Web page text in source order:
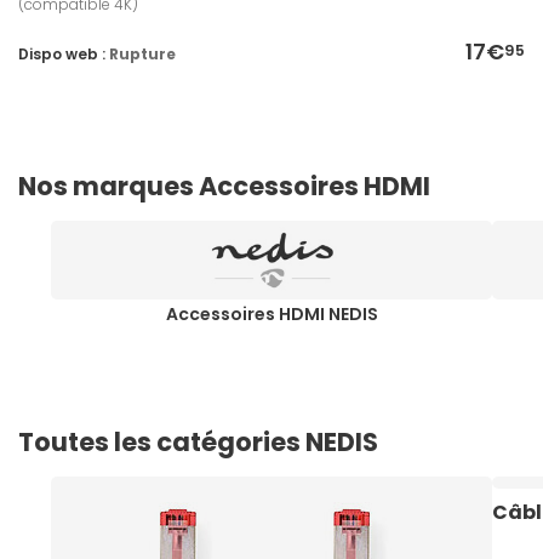
(compatible 4K)
17€95
Dispo web : Rupture
Nos marques Accessoires HDMI
Accessoires HDMI NEDIS
Toutes les catégories NEDIS